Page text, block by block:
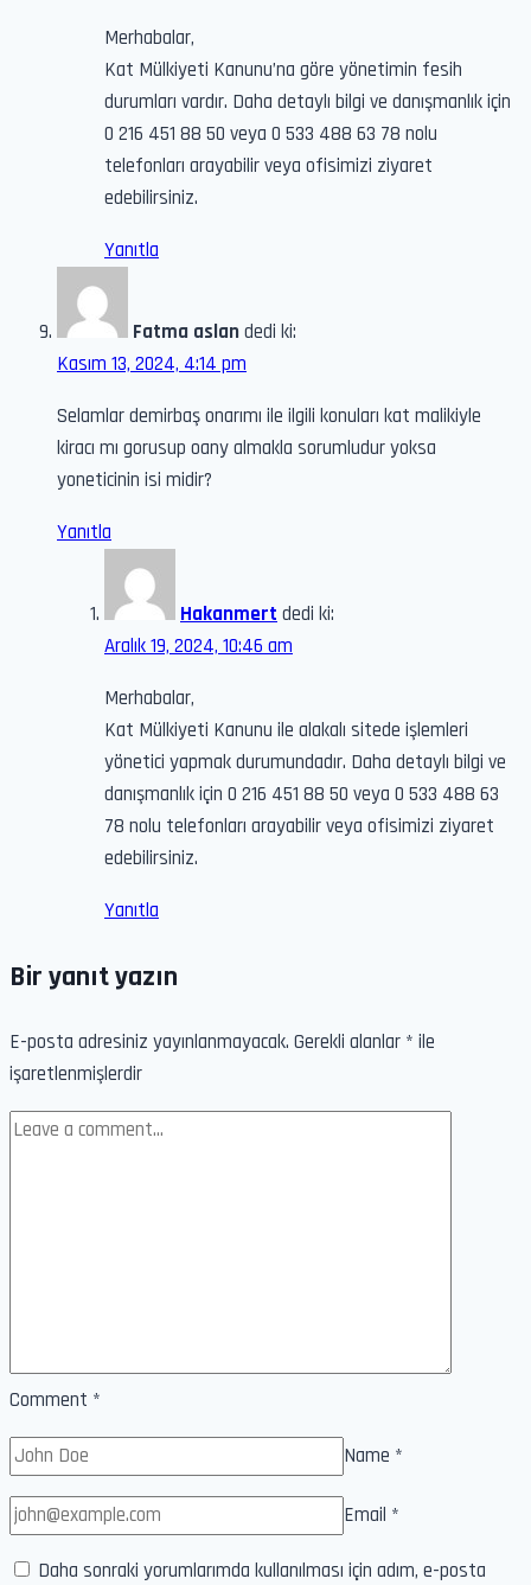
Merhabalar,
Kat Mülkiyeti Kanunu’na göre yönetimin fesih
durumları vardır. Daha detaylı bilgi ve danışmanlık için
0 216 451 88 50 veya 0 533 488 63 78 nolu
telefonları arayabilir veya ofisimizi ziyaret
edebilirsiniz.
Yanıtla
Fatma aslandedi ki:
Kasım 13, 2024, 4:14 pm
Selamlar demirbaş onarımı ile ilgili konuları kat malikiyle
kiracı mı gorusup oany almakla sorumludur yoksa
yoneticinin isi midir?
Yanıtla
Hakanmert dedi ki:
Aralık 19, 2024, 10:46 am
Merhabalar,
Kat Mülkiyeti Kanunu ile alakalı sitede işlemleri
yönetici yapmak durumundadır. Daha detaylı bilgi ve
danışmanlık için 0 216 451 88 50 veya 0 533 488 63
78 nolu telefonları arayabilir veya ofisimizi ziyaret
edebilirsiniz.
Yanıtla
Bir yanıt yazın
E-posta adresiniz yayınlanmayacak. Gerekli alanlar * ile
işaretlenmişlerdir
Comment *
Name *
Email *
Daha sonraki yorumlarımda kullanılması için adım, e-posta